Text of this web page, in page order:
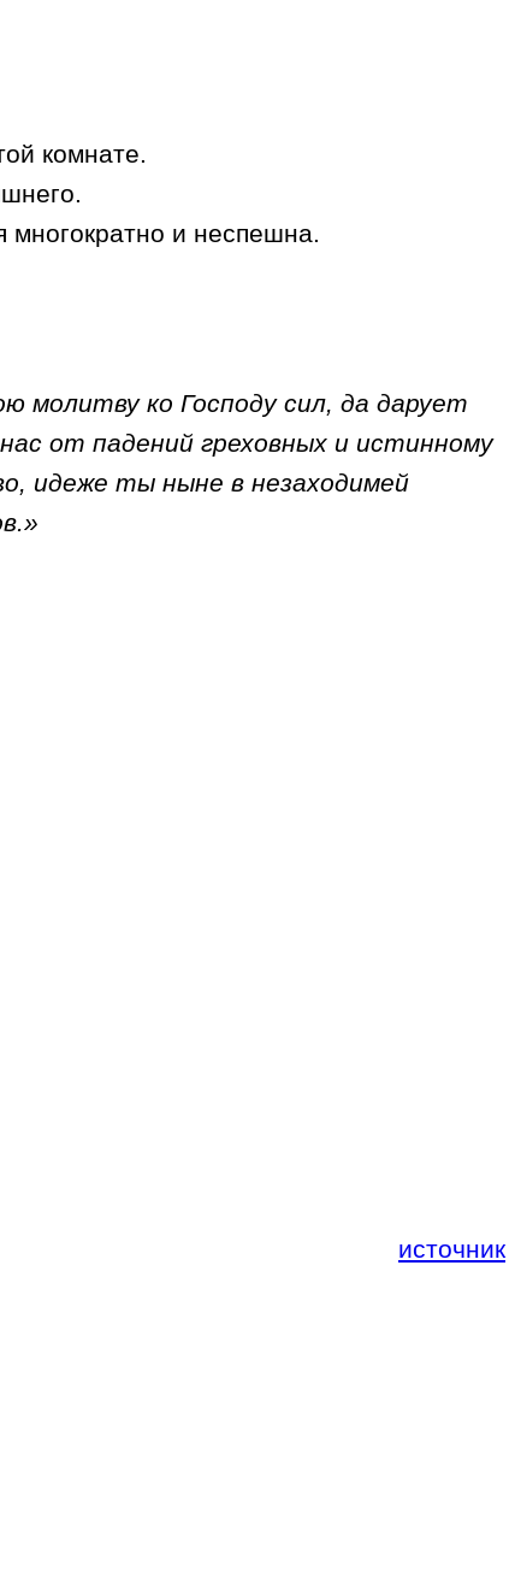
комнате.
многократно и неспешна.
молитву ко Господу сил, да дарует
от падений греховных и истинному
идеже ты ныне в незаходимей
источник